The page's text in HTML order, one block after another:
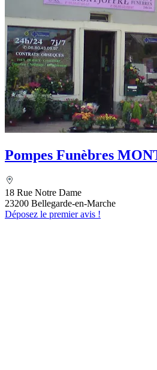
Pompes Funèbres
18 Rue Notre Dame
23200 Bellegarde-en-Marche
Déposez le premier avis !